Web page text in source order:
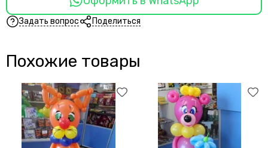
Задать вопрос Поделиться
Похожие товары